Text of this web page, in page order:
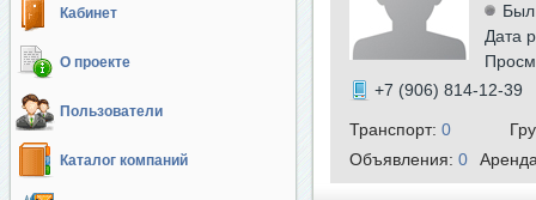
Кабинет
О проекте
Пользователи
Каталог компаний
Был
Дата
+7 (906) 814-12-39
Транспорт: 0
Объявления: 0